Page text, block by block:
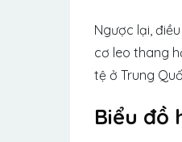
Ngược lại,
cơ leo thang
tệ ở Trung
Biểu đồ